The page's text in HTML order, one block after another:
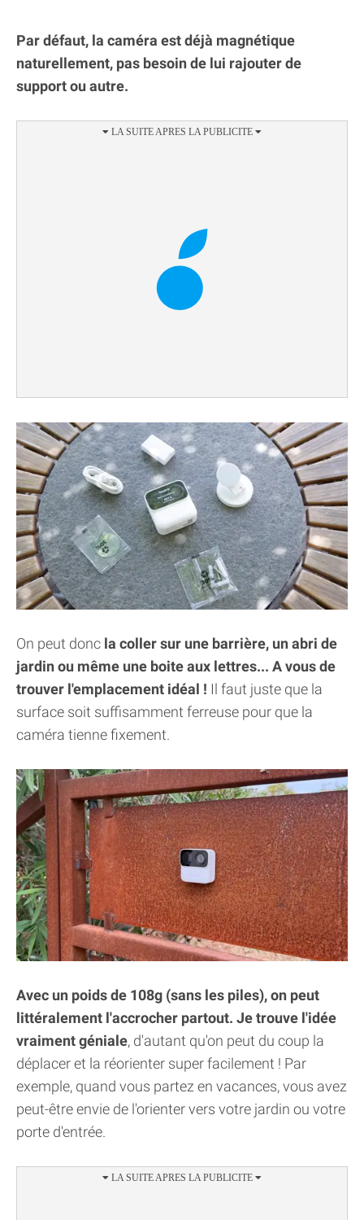
Par défaut, la caméra est déjà magnétique
naturellement, pas besoin de lui rajouter de
support ou autre.
On peut donc la coller sur une barrière, un abri de
jardin ou même une boite aux lettres... A vous de
trouver l'emplacement idéal ! Il faut juste que la
surface soit suffisamment ferreuse pour que la
caméra tienne fixement.
Avec un poids de 108g (sans les piles), on peut
littéralement l'accrocher partout. Je trouve l'idée
vraiment géniale, d'autant qu'on peut du coup la
déplacer et la réorienter super facilement ! Par
exemple, quand vous partez en vacances, vous avez
peut-être envie de l'orienter vers votre jardin ou votre
porte d'entrée.